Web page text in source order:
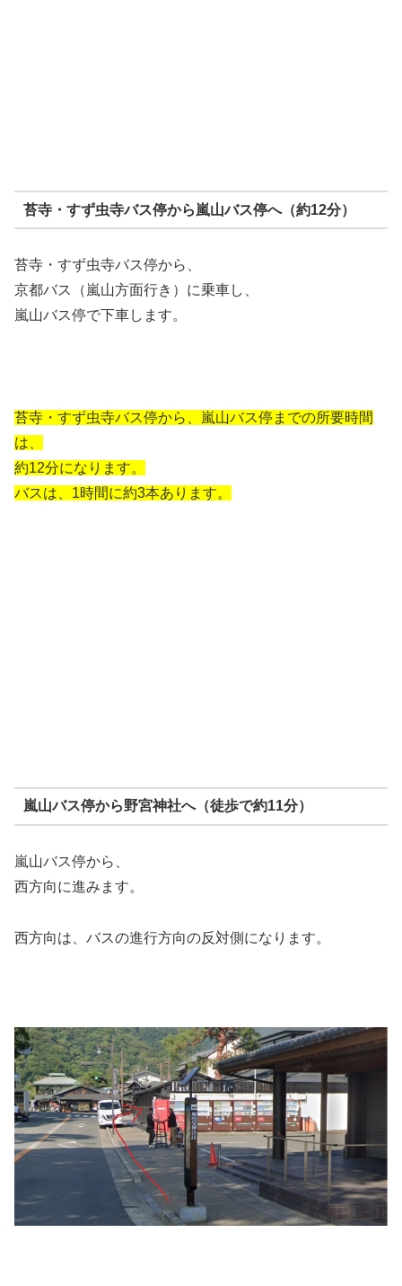
苔寺・すず虫寺バス停から嵐山バス停へ（約12分）
苔寺・すず虫寺バス停から、
京都バス（嵐山方面行き）に乗車し、
嵐山バス停で下車します。
苔寺・すず虫寺バス停から、嵐山バス停までの所要時間
は、
約12分になります。
バスは、1時間に約3本あります。
嵐山バス停から野宮神社へ（徒歩で約11分）
嵐山バス停から、
西方向に進みます。
西方向は、バスの進行方向の反対側になります。